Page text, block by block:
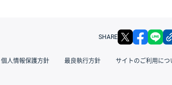
SHARE X
個人情報保護方針 最良執行方針 サイトのご利用につ